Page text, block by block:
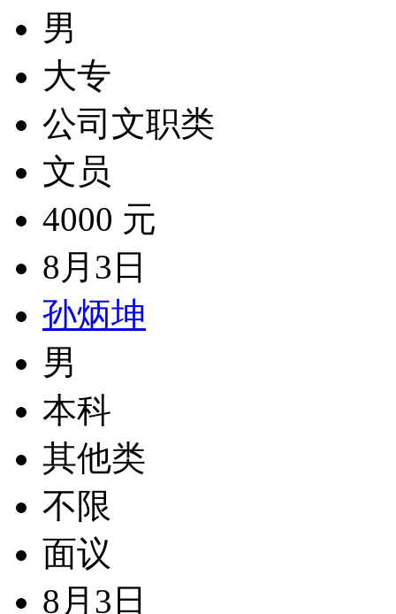
男
大专
公司文职类
文员
4000 元
8月3日
孙炳坤
男
本科
其他类
不限
面议
8月3日